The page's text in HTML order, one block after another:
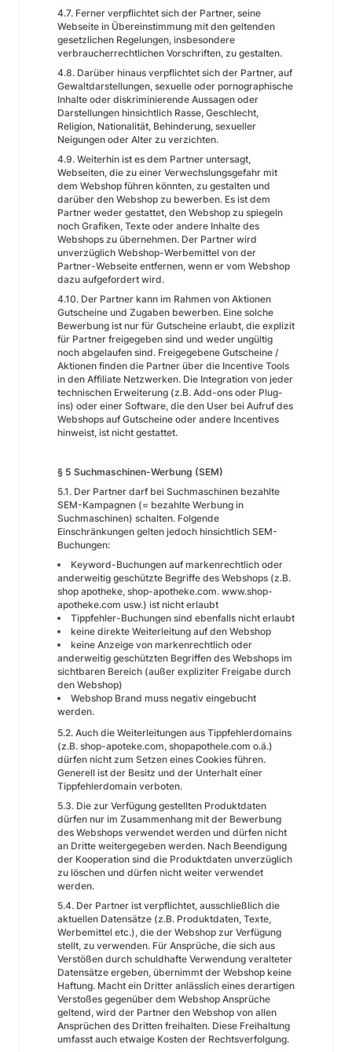
4.7. Ferner verpflichtet sich der Partner, seine
Webseite in Übereinstimmung mit den geltenden
gesetzlichen Regelungen, insbesondere
verbraucherrechtlichen Vorschriften, zu gestalten.
4.8. Darüber hinaus verpflichtet sich der Partner, auf
Gewaltdarstellungen, sexuelle oder pornographische
Inhalte oder diskriminierende Aussagen oder
Darstellungen hinsichtlich Rasse, Geschlecht,
Religion, Nationalität, Behinderung, sexueller
Neigungen oder Alter zu verzichten.
4.9. Weiterhin ist es dem Partner untersagt,
Webseiten, die zu einer Verwechslungsgefahr mit
dem Webshop führen könnten, zu gestalten und
darüber den Webshop zu bewerben. Es ist dem
Partner weder gestattet, den Webshop zu spiegeln
noch Grafiken, Texte oder andere Inhalte des
Webshops zu übernehmen. Der Partner wird
unverzüglich Webshop-Werbemittel von der
Partner-Webseite entfernen, wenn er vom Webshop
dazu aufgefordert wird.
4.10. Der Partner kann im Rahmen von Aktionen
Gutscheine und Zugaben bewerben. Eine solche
Bewerbung ist nur für Gutscheine erlaubt, die explizit
für Partner freigegeben sind und weder ungültig
noch abgelaufen sind. Freigegebene Gutscheine /
Aktionen finden die Partner über die Incentive Tools
in den Affiliate Netzwerken. Die Integration von jeder
technischen Erweiterung (z.B. Add-ons oder Plug-
ins) oder einer Software, die den User bei Aufruf des
Webshops auf Gutscheine oder andere Incentives
hinweist, ist nicht gestattet.
§ 5 Suchmaschinen-Werbung (SEM)
5.1. Der Partner darf bei Suchmaschinen bezahlte
SEM-Kampagnen (= bezahlte Werbung in
Suchmaschinen) schalten. Folgende
Einschränkungen gelten jedoch hinsichtlich SEM-
Buchungen:
Keyword-Buchungen auf markenrechtlich oder
anderweitig geschützte Begriffe des Webshops (z.B.
shop apotheke, shop-apotheke.com. www.shop-
apotheke.com usw.) ist nicht erlaubt
Tippfehler-Buchungen sind ebenfalls nicht erlaubt
keine direkte Weiterleitung auf den Webshop
keine Anzeige von markenrechtlich oder
anderweitig geschützten Begriffen des Webshops im
sichtbaren Bereich (außer expliziter Freigabe durch
den Webshop)
Webshop Brand muss negativ eingebucht
werden.
5.2. Auch die Weiterleitungen aus Tippfehlerdomains
(z.B. shop-apoteke.com, shopapothele.com o.ä.)
dürfen nicht zum Setzen eines Cookies führen.
Generell ist der Besitz und der Unterhalt einer
Tippfehlerdomain verboten.
5.3. Die zur Verfügung gestellten Produktdaten
dürfen nur im Zusammenhang mit der Bewerbung
des Webshops verwendet werden und dürfen nicht
an Dritte weitergegeben werden. Nach Beendigung
der Kooperation sind die Produktdaten unverzüglich
zu löschen und dürfen nicht weiter verwendet
werden.
5.4. Der Partner ist verpflichtet, ausschließlich die
aktuellen Datensätze (z.B. Produktdaten, Texte,
Werbemittel etc.), die der Webshop zur Verfügung
stellt, zu verwenden. Für Ansprüche, die sich aus
Verstößen durch schuldhafte Verwendung veralteter
Datensätze ergeben, übernimmt der Webshop keine
Haftung. Macht ein Dritter anlässlich eines derartigen
Verstoßes gegenüber dem Webshop Ansprüche
geltend, wird der Partner den Webshop von allen
Ansprüchen des Dritten freihalten. Diese Freihaltung
umfasst auch etwaige Kosten der Rechtsverfolgung.